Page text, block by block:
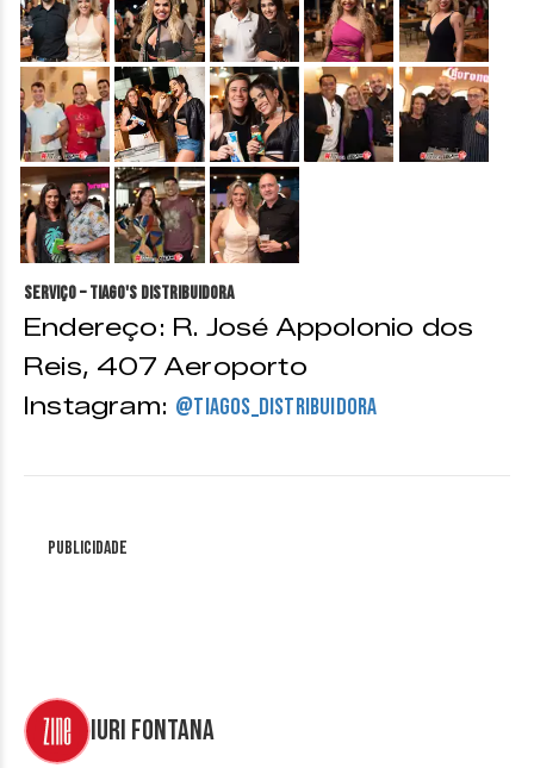
&nbsp; &nbsp; &nbsp; &nbsp; &nbsp;
&nbsp; &nbsp; &nbsp;
Serviço – Tiago's Distribuidora
Endereço: R. José Appolonio dos
Reis, 407 Aeroporto
Instagram: @tiagos_distribuidora
Publicidade
Iuri Fontana